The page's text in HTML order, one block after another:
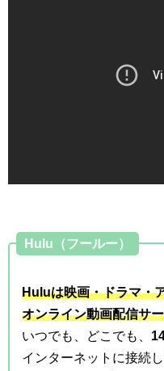
Hulu（フールー）
Huluは映画・ドラマ・
オンライン動画配信サ
いつでも、どこでも、
インターネットに接続